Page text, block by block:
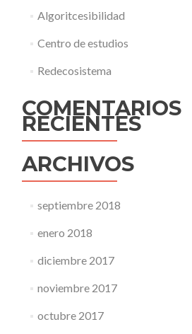
Algoritcesibilidad
Centro de estudios
Redecosistema
COMENTARIOS
RECIENTES
ARCHIVOS
septiembre 2018
enero 2018
diciembre 2017
noviembre 2017
octubre 2017